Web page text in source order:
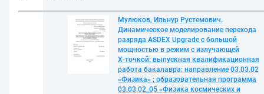
Мулюков, Ильнур Рустемович.
Динамическое моделирование перехода
разряда ASDEX Upgrade с большой
мощностью в режим с излучающей
Х‑точкой: выпускная квалификационная
работа бакалавра: направление 03.03.02
«Физика» ; образовательная программа
03.03.02_05 «Физика космических и